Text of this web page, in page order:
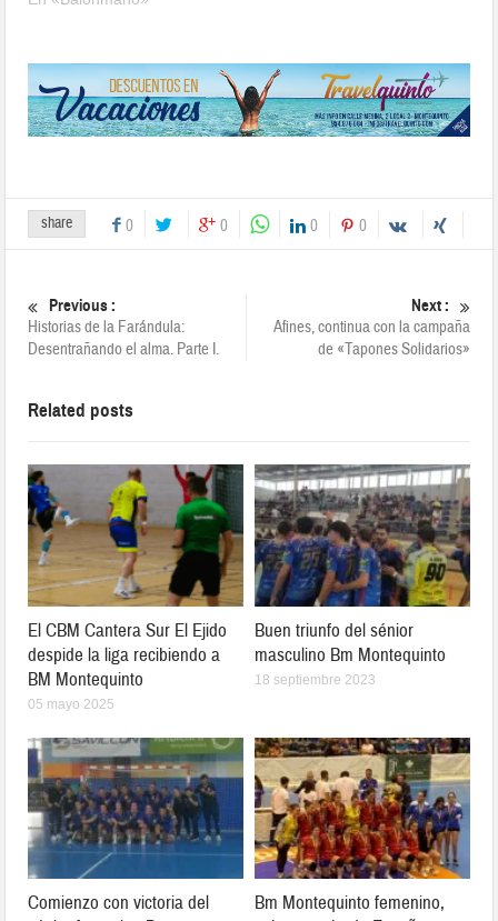
share 0 0 0 0
Previous :
Historias de la Farándula:
Desentrañando el alma. Parte I.
Next :
Afines, continua con la campaña
de «Tapones Solidarios»
Related posts
El CBM Cantera Sur El Ejido
despide la liga recibiendo a
BM Montequinto
05 mayo 2025
Buen triunfo del sénior
masculino Bm Montequinto
18 septiembre 2023
Comienzo con victoria del
Bm Montequinto femenino,